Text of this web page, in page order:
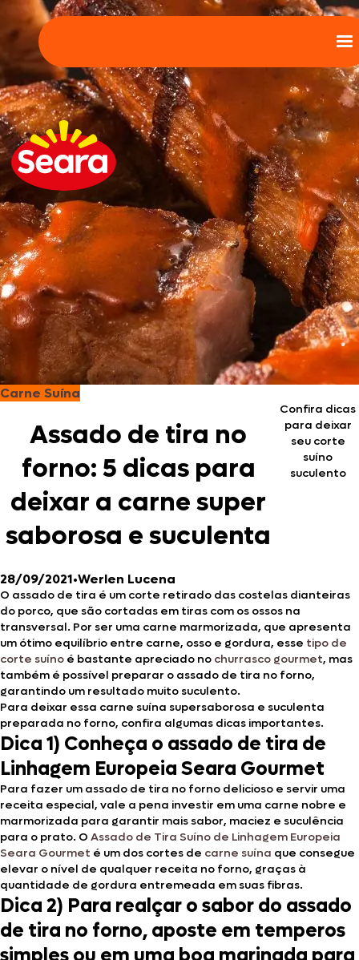
Carne Suína
Assado de tira no
forno: 5 dicas para
deixar a carne super
saborosa e suculenta
Confira dicas
para deixar
seu corte
suíno
suculento
28/09/2021•Werlen Lucena
O assado de tira é um corte retirado das costelas dianteiras
do porco, que são cortadas em tiras com os ossos na
transversal. Por ser uma carne marmorizada, que apresenta
um ótimo equilíbrio entre carne, osso e gordura, esse tipo de
corte suíno é bastante apreciado no churrasco gourmet, mas
também é possível preparar o assado de tira no forno,
garantindo um resultado muito suculento.
Para deixar essa carne suína supersaborosa e suculenta
preparada no forno, confira algumas dicas importantes.
Dica 1) Conheça o assado de tira de
Linhagem Europeia Seara Gourmet
Para fazer um assado de tira no forno delicioso e servir uma
receita especial, vale a pena investir em uma carne nobre e
marmorizada para garantir mais sabor, maciez e suculência
para o prato. O Assado de Tira Suíno de Linhagem Europeia
Seara Gourmet é um dos cortes de carne suína que consegue
elevar o nível de qualquer receita no forno, graças à
quantidade de gordura entremeada em suas fibras.
Dica 2) Para realçar o sabor do assado
de tira no forno, aposte em temperos